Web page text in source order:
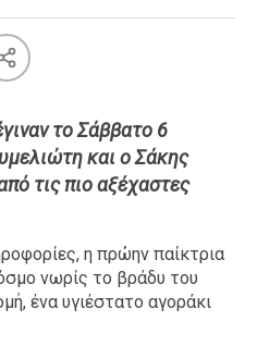
το Σάββατο 6
και ο Σάκης
τις πιο αξέχαστες
η πρώην παίκτρια
νωρίς το βράδυ του
ένα υγιέστατο αγοράκι